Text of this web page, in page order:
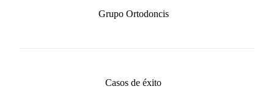
Grupo Ortodoncis
Casos de éxito